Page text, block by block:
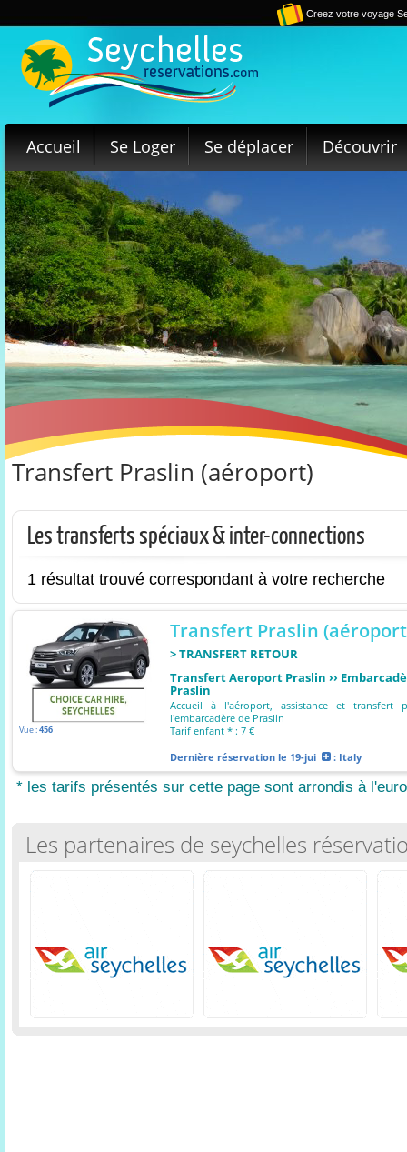
Creez votre voyage
Accueil Se Loger Se déplacer Découvrir
Transfert Praslin (aéroport)
Les transferts spéciaux & inter-connections
1 résultat trouvé correspondant à votre recherche
Vue :456
Transfert Praslin
> TRANSFERT RETOUR
Transfert Aeroport Praslin ››
Praslin
Accueil à l'aéroport, assistance et transfert
l'embarcadère de Praslin
Tarif enfant * : 7 €
Dernière réservation le 19-jui : Italy
* les tarifs présentés sur cette page sont arrondis à
Les partenaires de seychelles